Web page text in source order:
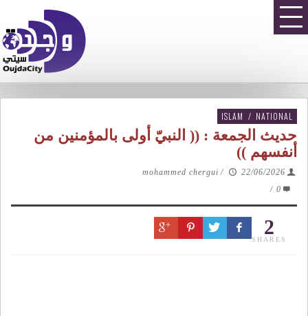
ISLAM / NATIONAL
حديث الجمعة : (( النبيّ أولى بالمؤمنين من
أنفسهم ))
mohammed chergui /
22/06/2026
0
/
2
SHARES